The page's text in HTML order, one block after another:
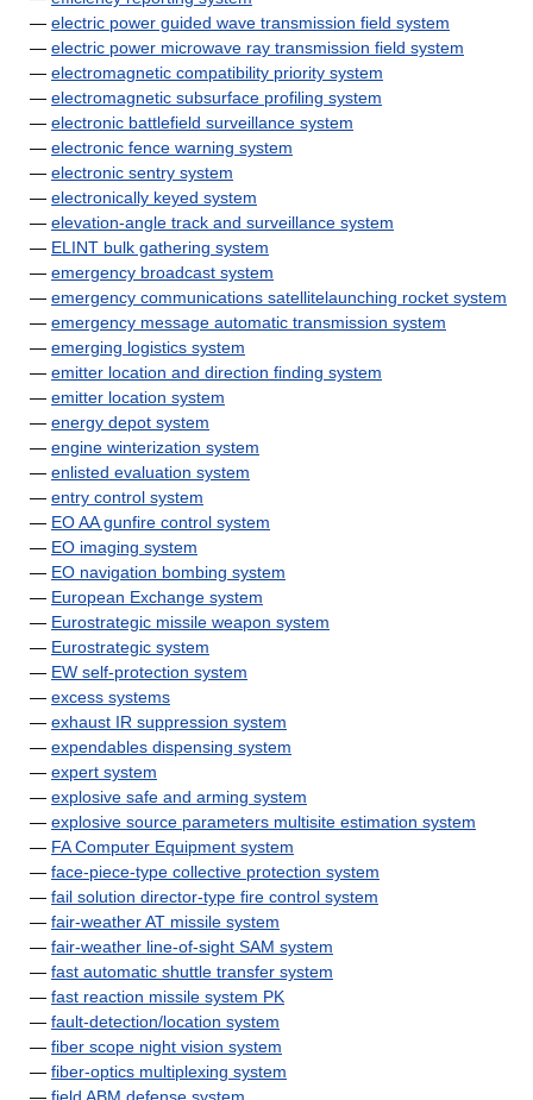
— electric power guided wave transmission field system
— electric power microwave ray transmission field system
— electromagnetic compatibility priority system
— electromagnetic subsurface profiling system
— electronic battlefield surveillance system
— electronic fence warning system
— electronic sentry system
— electronically keyed system
— elevation-angle track and surveillance system
— ELINT bulk gathering system
— emergency broadcast system
— emergency communications satellitelaunching rocket system
— emergency message automatic transmission system
— emerging logistics system
— emitter location and direction finding system
— emitter location system
— energy depot system
— engine winterization system
— enlisted evaluation system
— entry control system
— EO AA gunfire control system
— EO imaging system
— EO navigation bombing system
— European Exchange system
— Eurostrategic missile weapon system
— Eurostrategic system
— EW self-protection system
— excess systems
— exhaust IR suppression system
— expendables dispensing system
— expert system
— explosive safe and arming system
— explosive source parameters multisite estimation system
— FA Computer Equipment system
— face-piece-type collective protection system
— fail solution director-type fire control system
— fair-weather AT missile system
— fair-weather line-of-sight SAM system
— fast automatic shuttle transfer system
— fast reaction missile system PK
— fault-detection/location system
— fiber scope night vision system
— fiber-optics multiplexing system